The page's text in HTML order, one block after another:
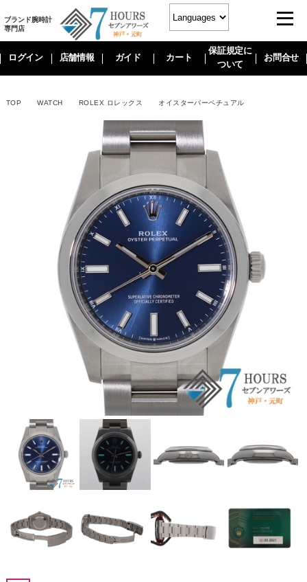
ブランド腕時計
専門店
ログイン 店舗情報 ガイド カート
保証規定に
ついて
お問合せ
TOP WATCH ROLEX ロレックス オイスターパーペチュアル